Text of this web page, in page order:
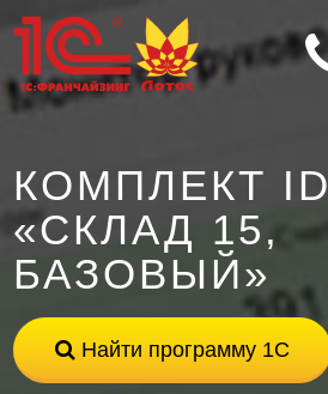
КОМПЛЕКТ
«СКЛАД 15,
БАЗОВЫЙ»
Найти программу 1С